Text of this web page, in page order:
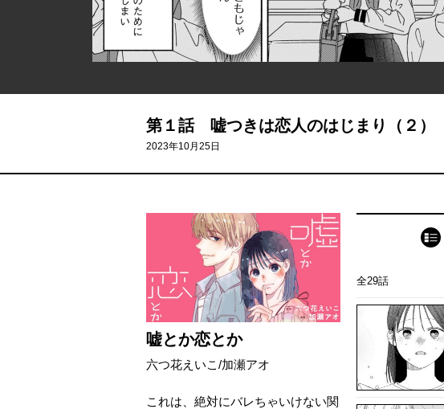
第１話 嘘つきは恋人のはじまり（２）
2023年10月25日
嘘とか恋とか
六つ花えいこ /加瀬アオ
これは、絶対にバレちゃいけない関
全29話